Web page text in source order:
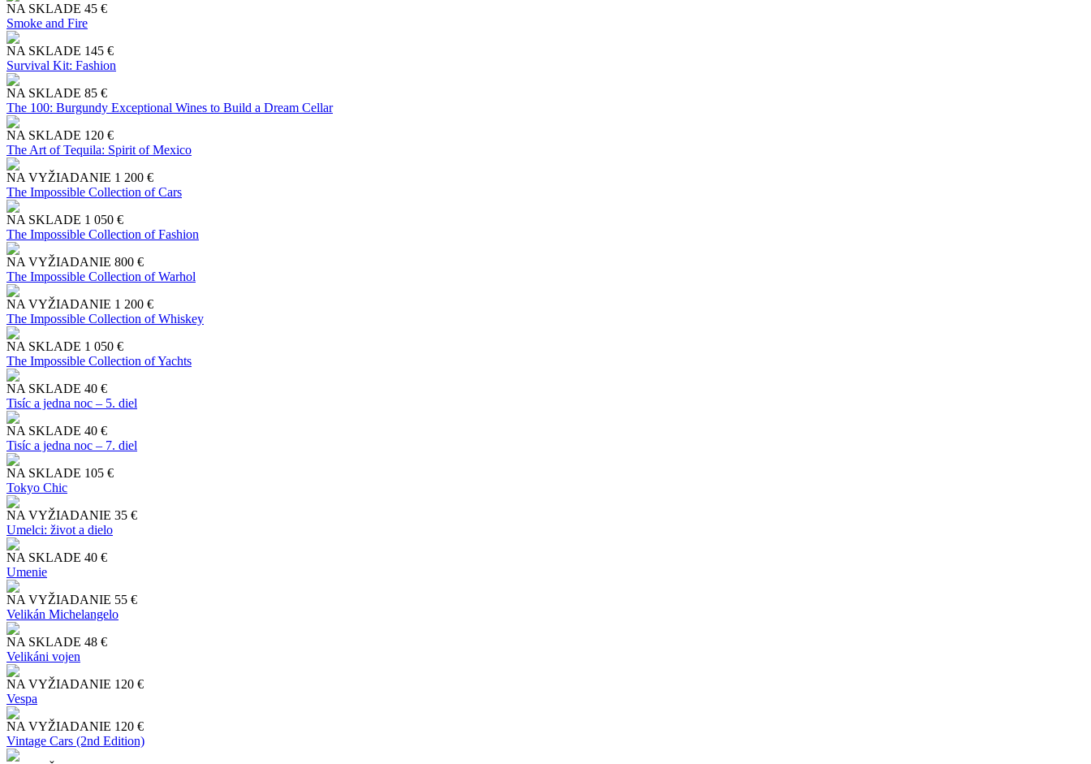
NA SKLADE 45 €
Smoke and Fire
NA SKLADE 145 €
Survival Kit: Fashion
NA SKLADE 85 €
The 100: Burgundy Exceptional Wines to Build a Dream Cellar
NA SKLADE 120 €
The Art of Tequila: Spirit of Mexico
NA VYŽIADANIE 1 200 €
The Impossible Collection of Cars
NA SKLADE 1 050 €
The Impossible Collection of Fashion
NA VYŽIADANIE 800 €
The Impossible Collection of Warhol
NA VYŽIADANIE 1 200 €
The Impossible Collection of Whiskey
NA SKLADE 1 050 €
The Impossible Collection of Yachts
NA SKLADE 40 €
Tisíc a jedna noc – 5. diel
NA SKLADE 40 €
Tisíc a jedna noc – 7. diel
NA SKLADE 105 €
Tokyo Chic
NA VYŽIADANIE 35 €
Umelci: život a dielo
NA SKLADE 40 €
Umenie
NA VYŽIADANIE 55 €
Velikán Michelangelo
NA SKLADE 48 €
Velikáni vojen
NA VYŽIADANIE 120 €
Vespa
NA VYŽIADANIE 120 €
Vintage Cars (2nd Edition)